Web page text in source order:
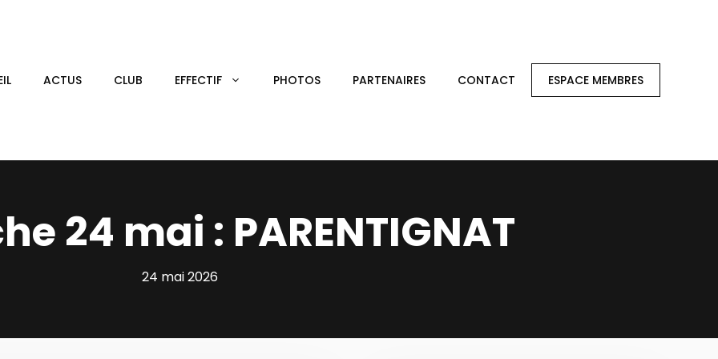
ACTUS CLUB EFFECTIF PHOTOS PARTENAIRES CONTACT ESPACE MEMBRES
24 mai : PARENTIGNAT
24 mai 2026